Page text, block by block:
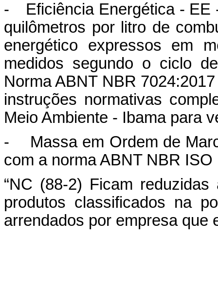
-
Eficiência Energética -
quilômetros por litro de
energético expressos em
medidos segundo o ciclo
Norma ABNT NBR
instruções normativas
Meio Ambiente - Ibama para
-
Massa em Ordem de
com a norma ABNT NBR ISO
“NC (88-2) Ficam
produtos classificados na
arrendados por empresa que